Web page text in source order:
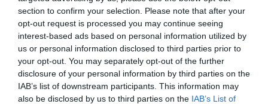
section to confirm your selection. Please note that after your
opt-out request is processed you may continue seeing
interest-based ads based on personal information utilized by
us or personal information disclosed to third parties prior to
your opt-out. You may separately opt-out of the further
disclosure of your personal information by third parties on the
IAB’s list of downstream participants. This information may
also be disclosed by us to third parties on the IAB’s List of
insideandout, το οποίο η Intimissimi επέλεξε για
να επικοινωνήσει το νέο όραμα της θηλυκής
ομορφιάς. Πραγματική, σύγχρονη και περήφανη
για τον αισθησιασμό της.